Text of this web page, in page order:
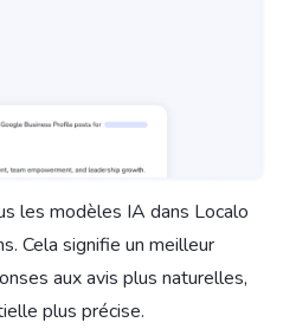
les modèles IA dans Localo
Cela signifie un meilleur
aux avis plus naturelles,
plus précise.